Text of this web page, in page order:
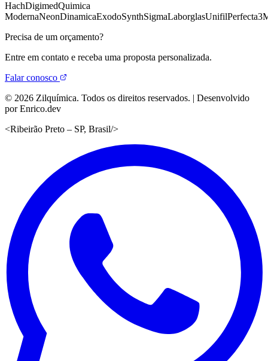
HachDigimedQuimica
ModernaNeonDinamicaExodoSynthSigmaLaborglasUnifilPerfecta
Precisa de um orçamento?
Entre em contato e receba uma proposta personalizada.
Falar conosco
© 2026 Zilquímica. Todos os direitos reservados. | Desenvolvido
por Enrico.dev
<Ribeirão Preto – SP, Brasil/>